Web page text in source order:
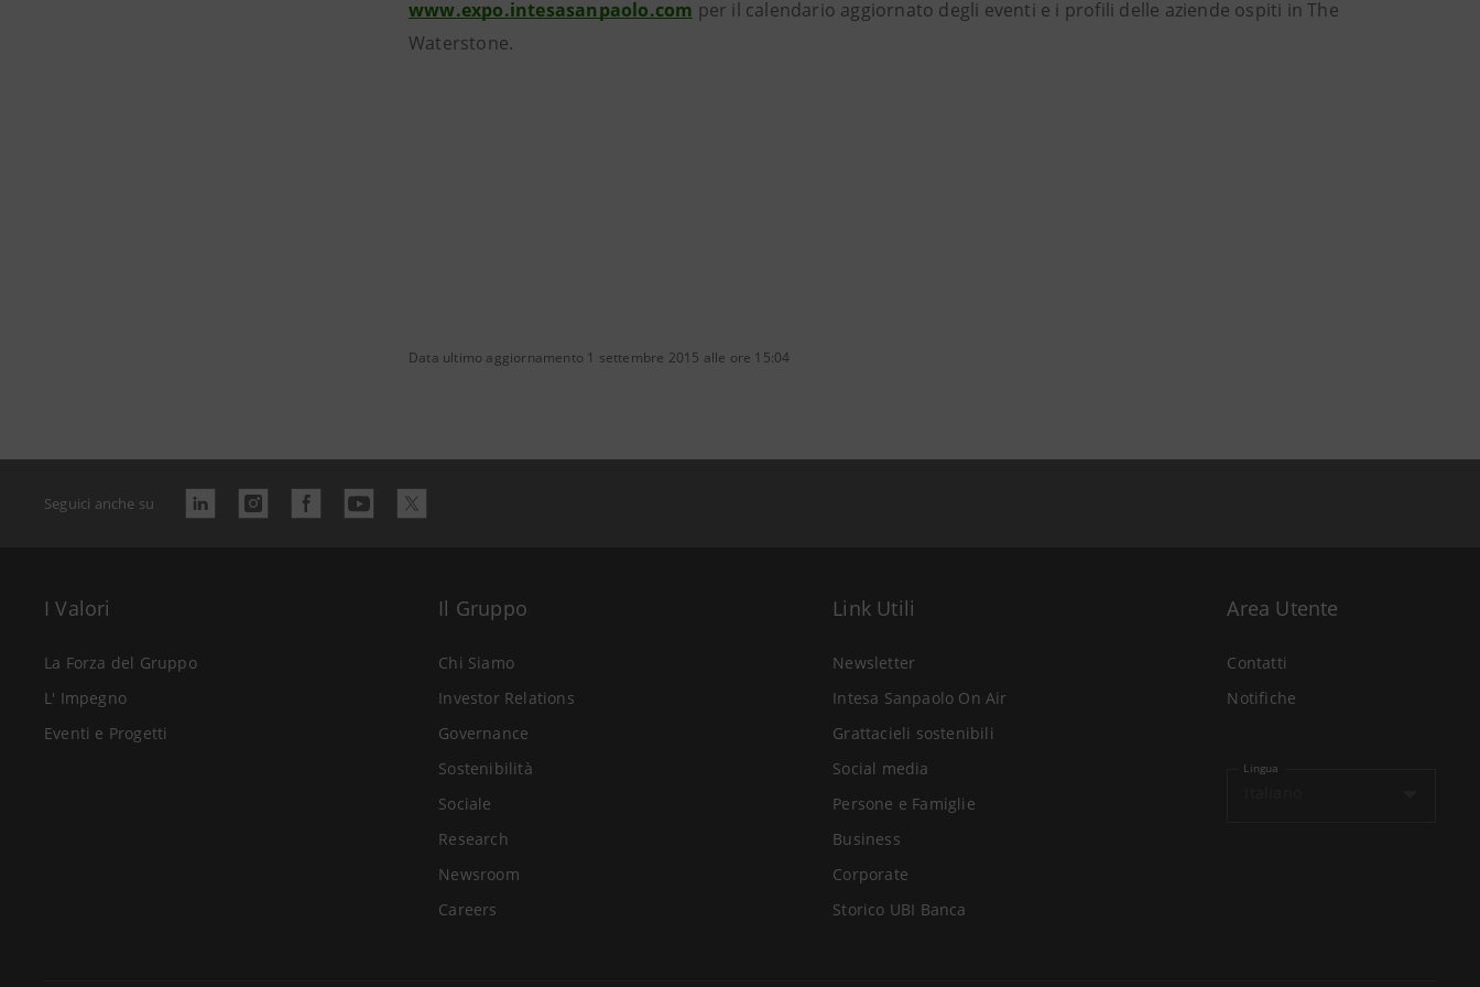
www.expo.intesasanpaolo.com per il calendario aggiornato degli eventi e i profili delle aziende ospiti in The
Waterstone.
Data ultimo aggiornamento 1 settembre 2015 alle ore 15:04
Seguici anche su
I Valori
La Forza del Gruppo
L' Impegno
Eventi e Progetti
Il Gruppo
Chi Siamo
Investor Relations
Governance
Sostenibilità
Sociale
Research
Newsroom
Careers
Link Utili
Newsletter
Intesa Sanpaolo On Air
Grattacieli sostenibili
Social media
Persone e Famiglie
Business
Corporate
Storico UBI Banca
Area Utente
Contatti
Notifiche
Lingua